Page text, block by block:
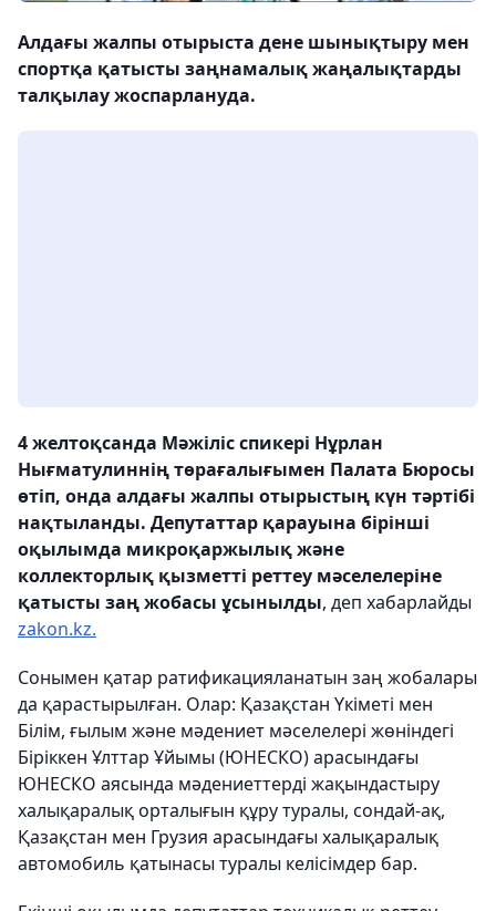
Алдағы жалпы отырыста дене шынықтыру мен
спортқа қатысты заңнамалық жаңалықтарды
талқылау жоспарлануда.
4 желтоқсанда Мәжіліс спикері Нұрлан
Нығматулиннің төрағалығымен Палата Бюросы
өтіп, онда алдағы жалпы отырыстың күн тәртібі
нақтыланды. Депутаттар қарауына бірінші
оқылымда микроқаржылық және
коллекторлық қызметті реттеу мәселелеріне
қатысты заң жобасы ұсынылды, деп хабарлайды
zakon.kz.
Сонымен қатар ратификацияланатын заң жобалары
да қарастырылған. Олар: Қазақстан Үкіметі мен
Білім, ғылым және мәдениет мәселелері жөніндегі
Біріккен Ұлттар Ұйымы (ЮНЕСКО) арасындағы
ЮНЕСКО аясында мәдениеттерді жақындастыру
халықаралық орталығын құру туралы, сондай-ақ,
Қазақстан мен Грузия арасындағы халықаралық
автомобиль қатынасы туралы келісімдер бар.